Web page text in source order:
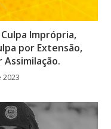
Culpa Imprópria,
por Extensão,
2023